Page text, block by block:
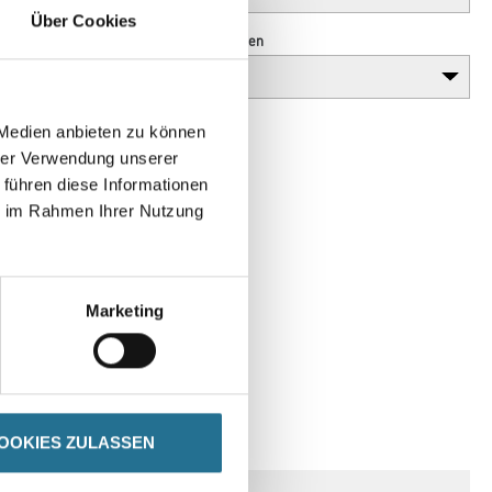
Über Cookies
anbieten zu können
Verwendung unserer
diese Informationen
Rahmen Ihrer Nutzung
Marketing
ZULASSEN
Anzahl Sprossen
SPEZIFIKATIONEN